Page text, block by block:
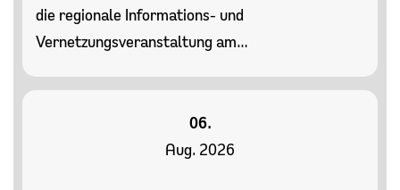
die regionale Informations- und
Vernetzungsveranstaltung am…
06.
Aug. 2026